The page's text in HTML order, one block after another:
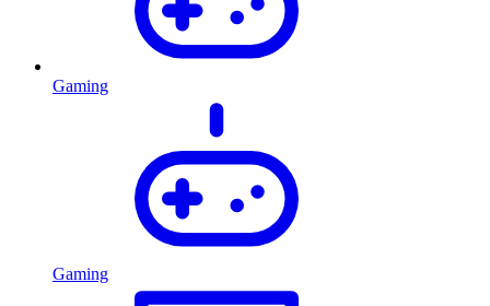
Gaming
Gaming